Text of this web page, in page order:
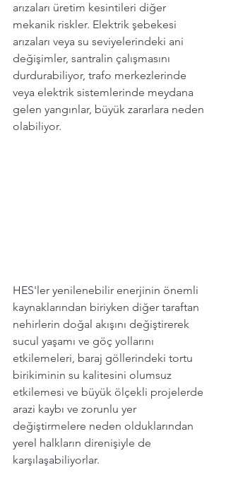
arızaları üretim kesintileri diğer
mekanik riskler. Elektrik şebekesi
arızaları veya su seviyelerindeki ani
değişimler, santralin çalışmasını
durdurabiliyor, trafo merkezlerinde
veya elektrik sistemlerinde meydana
gelen yangınlar, büyük zararlara neden
olabiliyor.
HES'ler yenilenebilir enerjinin önemli
kaynaklarından biriyken diğer taraftan
nehirlerin doğal akışını değiştirerek
sucul yaşamı ve göç yollarını
etkilemeleri, baraj göllerindeki tortu
birikiminin su kalitesini olumsuz
etkilemesi ve büyük ölçekli projelerde
arazi kaybı ve zorunlu yer
değiştirmelere neden olduklarından
yerel halkların direnişiyle de
karşılaşabiliyorlar.